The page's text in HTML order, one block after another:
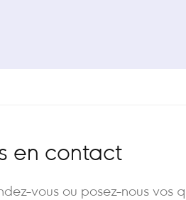
en contact
vous ou posez-nous vos